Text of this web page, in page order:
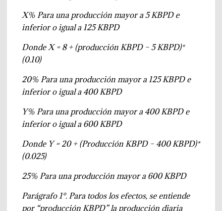
X% Para una producción mayor a 5 KBPD e
inferior o igual a 125 KBPD
Donde X = 8 + (producción KBPD – 5 KBPD)*
(0.10)
20% Para una producción mayor a 125 KBPD e
inferior o igual a 400 KBPD
Y% Para una producción mayor a 400 KBPD e
inferior o igual a 600 KBPD
Donde Y = 20 + (Producción KBPD – 400 KBPD)*
(0.025)
25% Para una producción mayor a 600 KBPD
Parágrafo 1°. Para todos los efectos, se entiende
por “producción KBPD” la producción diaria